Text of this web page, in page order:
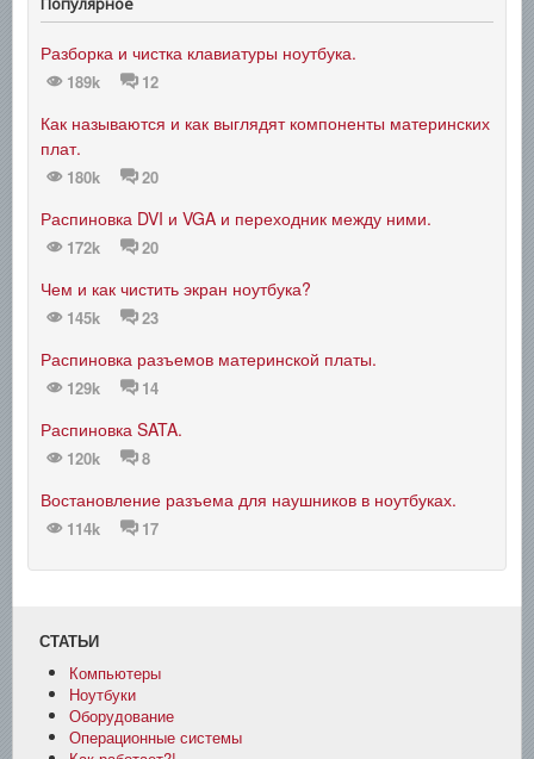
Разборка и чистка клавиатуры ноутбука.
189k 12
Как называются и как выглядят компоненты материнских
плат.
180k 20
Распиновка DVI и VGA и переходник между ними.
172k 20
Чем и как чистить экран ноутбука?
145k 23
Распиновка разъемов материнской платы.
129k 14
Распиновка SATA.
120k 8
Востановление разъема для наушников в ноутбуках.
114k 17
СТАТЬИ
Компьютеры
Ноутбуки
Оборудование
Операционные системы